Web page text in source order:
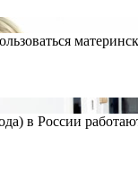
в России